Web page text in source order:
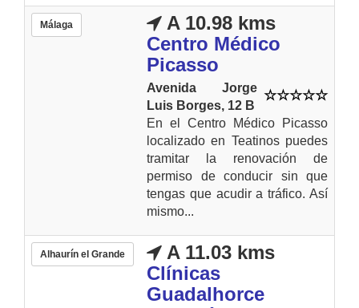
Málaga
A 10.98 kms
Centro Médico
Picasso
Avenida Jorge
Luis Borges, 12 B
En el Centro Médico Picasso
localizado en Teatinos puedes
tramitar la renovación de
permiso de conducir sin que
tengas que acudir a tráfico. Así
mismo...
Alhaurín el Grande
A 11.03 kms
Clínicas
Guadalhorce